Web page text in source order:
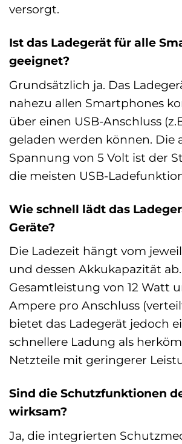
versorgt.
Ist das Ladegerät für alle
geeignet?
Grundsätzlich ja. Das
nahezu allen Smartphones
über einen USB-Anschluss
geladen werden können. Die
Spannung von 5 Volt ist der
die meisten USB-
Wie schnell lädt das
Geräte?
Die Ladezeit hängt vom
und dessen Akkukapazität
Gesamtleistung von 12 Watt
Ampere pro Anschluss
bietet das Ladegerät jedoch
schnellere Ladung als
Netzteile mit geringerer
Sind die Schutzfunktionen
wirksam?
Ja, die integrierten